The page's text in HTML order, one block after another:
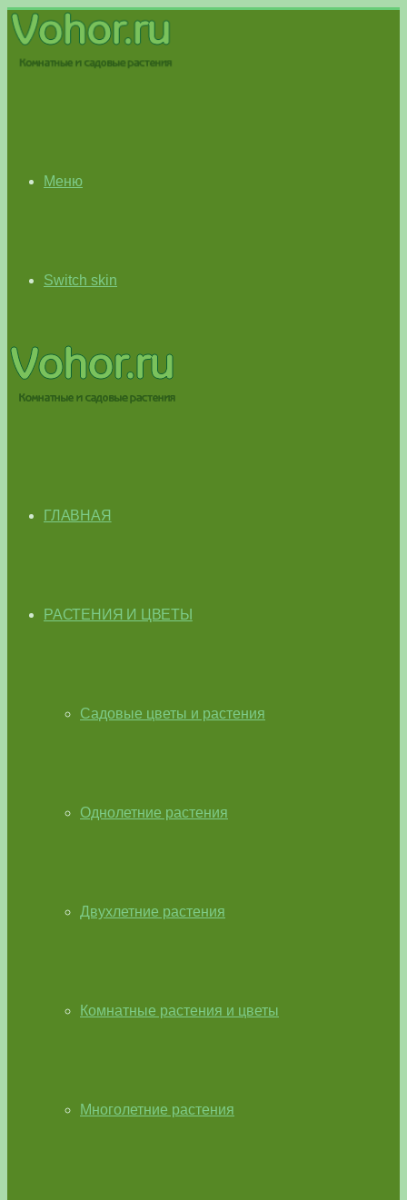
Меню
Switch skin
ГЛАВНАЯ
РАСТЕНИЯ И ЦВЕТЫ
Садовые цветы и растения
Однолетние растения
Двухлетние растения
Комнатные растения и цветы
Многолетние растения